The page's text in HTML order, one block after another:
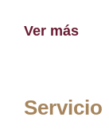
Ver más
Servicio